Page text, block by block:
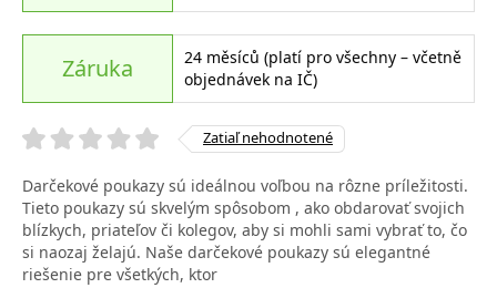
Záruka
24 měsíců (platí pro všechny – včetně
objednávek na IČ)
Zatiaľ nehodnotené
Darčekové poukazy sú ideálnou voľbou na rôzne príležitosti.
Tieto poukazy sú skvelým spôsobom , ako obdarovať svojich
blízkych, priateľov či kolegov, aby si mohli sami vybrať to, čo
si naozaj želajú. Naše darčekové poukazy sú elegantné
riešenie pre všetkých, ktor